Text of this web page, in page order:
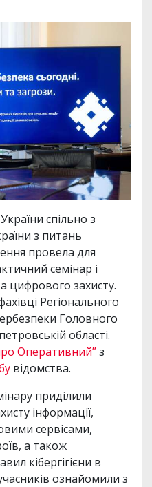
спільно з
з питань
провела для
семінар і
цифрового захисту.
Регіонального
Головного
області.
Оперативний”з
відомства.
приділили
інформації,
сервісами,
а також
кібергігієни в
ознайомили з